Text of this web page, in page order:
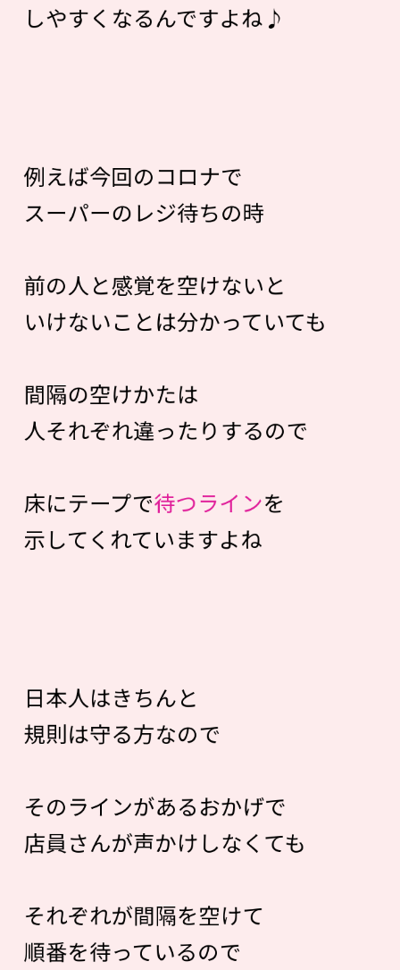
しやすくなるんですよね♪
例えば今回のコロナで
スーパーのレジ待ちの時
前の人と感覚を空けないと
いけないことは分かっていても
間隔の空けかたは
人それぞれ違ったりするので
床にテープで待つラインを
示してくれていますよね
日本人はきちんと
規則は守る方なので
そのラインがあるおかげで
店員さんが声かけしなくても
それぞれが間隔を空けて
順番を待っているので